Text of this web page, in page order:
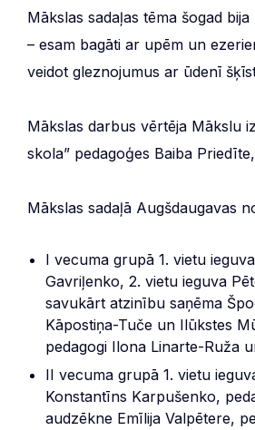
Mākslas sadaļas tēma šogad
– esam bagāti ar upēm un
veidot gleznojumus ar ūdenī
Mākslas darbus vērtēja Mākslu
skola” pedagoģes Baiba
Mākslas sadaļā Augšdaugavas
I vecuma grupā 1. vietu
Gavriļenko, 2. vietu ieguva
savukārt atzinību saņēma
Kāpostiņa-Tuče un Ilūkstes
pedagogi Ilona Linarte-Ruža
II vecuma grupā 1. vietu
Konstantīns Karpušenko,
audzēkne Emīlija Valpētere,